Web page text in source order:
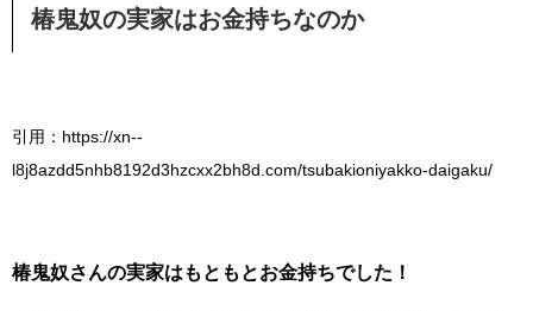
椿鬼奴の実家はお金持ちなのか
引用：https://xn--
l8j8azdd5nhb8192d3hzcxx2bh8d.com/tsubakioniyakko-daigaku/
椿鬼奴さんの実家はもともとお金持ちでした！